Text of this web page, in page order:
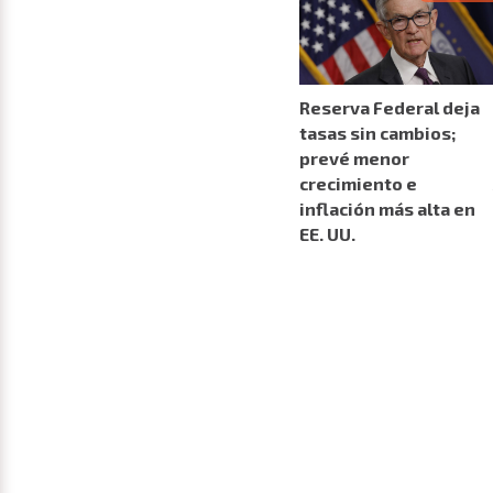
Reserva Federal deja
tasas sin cambios;
prevé menor
crecimiento e
inflación más alta en
EE. UU.